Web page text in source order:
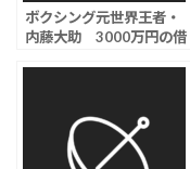
ボクシング元世界王者・
内藤大助 3000万円の借